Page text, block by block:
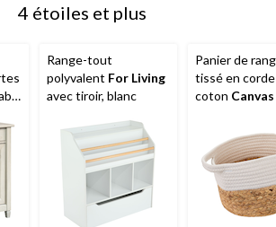
4 étoiles et plus
Range-tout
polyvalent For Living
avec tiroir, blanc
Panier de
tissé en
coton Canvas